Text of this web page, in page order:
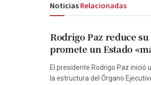
Noticias Relacionadas
Rodrigo Paz reduce
promete un Estado
El presidente Rodrigo Paz
la estructura del Órgano